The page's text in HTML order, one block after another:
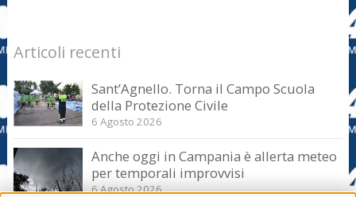
Articoli recenti
Sant’Agnello. Torna il Campo Scuola
della Protezione Civile
6 Agosto 2026
Anche oggi in Campania è allerta meteo
per temporali improvvisi
6 Agosto 2026